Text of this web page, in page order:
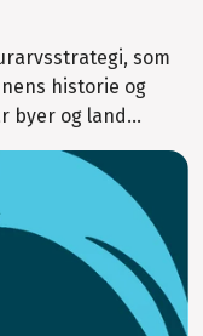
som
historie og
byer og land...